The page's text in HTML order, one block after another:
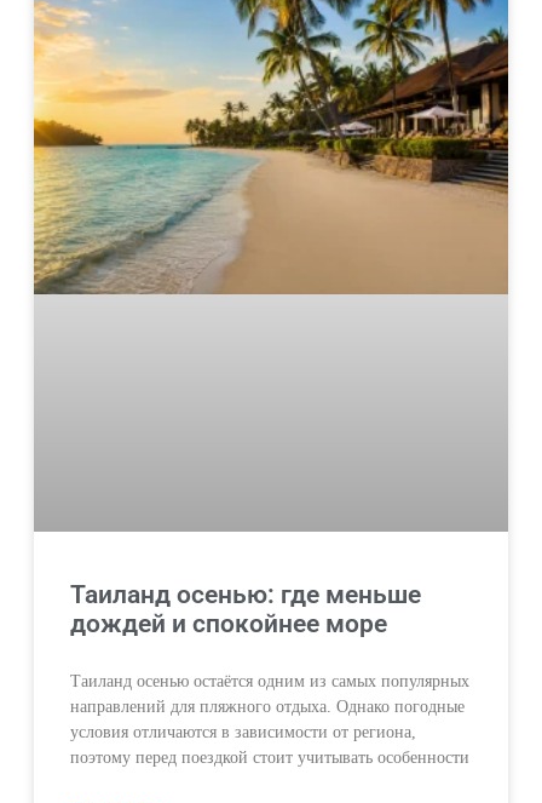
Таиланд осенью: где меньше
дождей и спокойнее море
Таиланд осенью остаётся одним из самых популярных
направлений для пляжного отдыха. Однако погодные
условия отличаются в зависимости от региона,
поэтому перед поездкой стоит учитывать особенности